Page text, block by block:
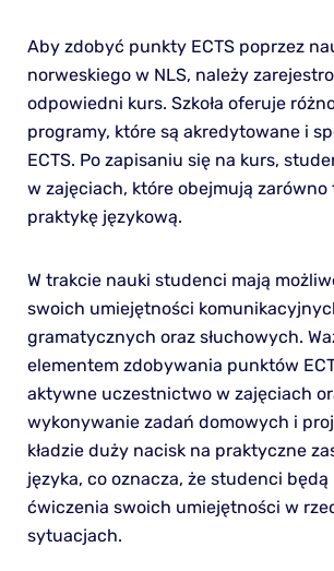
Aby zdobyć punkty ECTS poprzez
norweskiego w NLS, należy
odpowiedni kurs. Szkoła oferuje
programy, które są akredytowane i
ECTS. Po zapisaniu się na kurs,
w zajęciach, które obejmują zarówno
praktykę językową.
W trakcie nauki studenci mają
swoich umiejętności
gramatycznych oraz słuchowych.
elementem zdobywania punktów
aktywne uczestnictwo w zajęciach
wykonywanie zadań domowych i
kładzie duży nacisk na praktyczne
języka, co oznacza, że studenci będą
ćwiczenia swoich umiejętności w
sytuacjach.